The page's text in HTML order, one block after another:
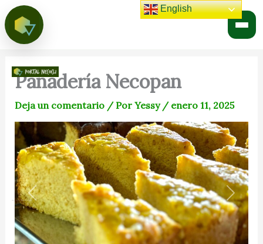
⌄
⌄
al
contenido
Portal
Necocli
Encuentra lo mejor de Necocli
Inicio Places Panadería Necopan
Panadería Necopan
Deja un comentario / Por Yessy / enero 11, 2025
Previous Next
English